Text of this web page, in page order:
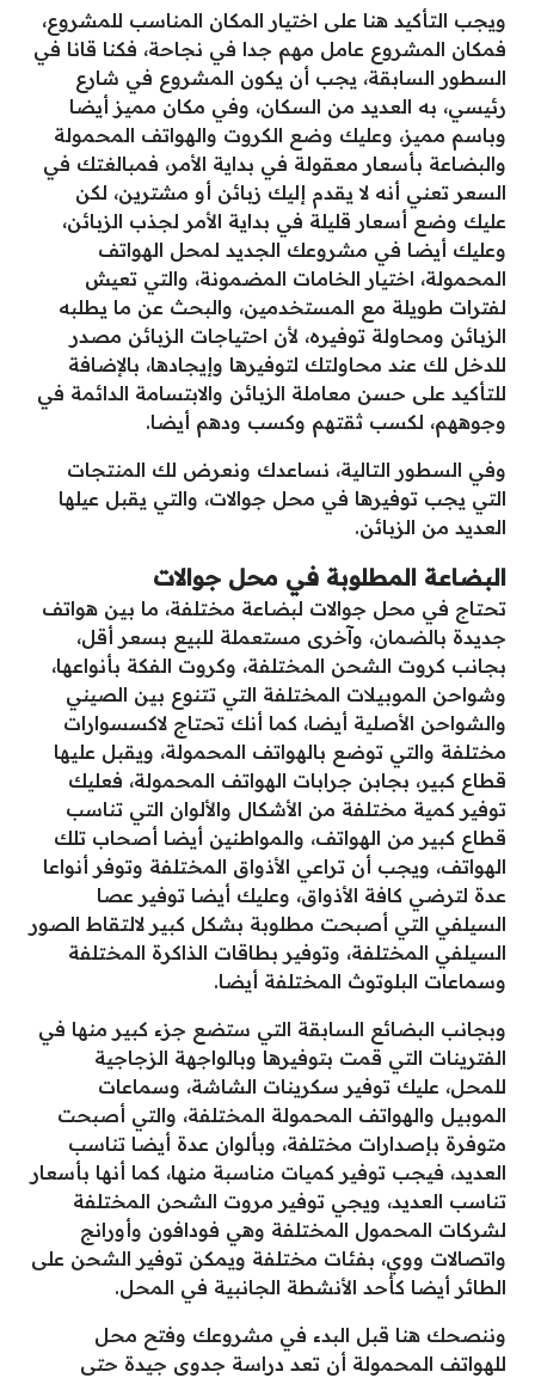
ويجب التأكيد هنا على اختيار المكان المناسب للمشروع،
فمكان المشروع عامل مهم جدا في نجاحة، فكنا قانا في
السطور السابقة، يجب أن يكون المشروع في شارع
رئيسي، به العديد من السكان، وفي مكان مميز أيضا
وباسم مميز، وعليك وضع الكروت والهواتف المحمولة
والبضاعة بأسعار معقولة في بداية الأمر، فمبالغتك في
السعر تعني أنه لا يقدم إليك زبائن أو مشترين، لكن
عليك وضع أسعار قليلة في بداية الأمر لجذب الزبائن،
وعليك أيضا في مشروعك الجديد لمحل الهواتف
المحمولة، اختيار الخامات المضمونة، والتي تعيش
لفترات طويلة مع المستخدمين، والبحث عن ما يطلبه
الزبائن ومحاولة توفيره، لأن احتياجات الزبائن مصدر
للدخل لك عند محاولتك لتوفيرها وإيجادها، بالإضافة
للتأكيد على حسن معاملة الزبائن والابتسامة الدائمة في
وجوههم، لكسب ثقتهم وكسب ودهم أيضا.
وفي السطور التالية، نساعدك ونعرض لك المنتجات
التي يجب توفيرها في محل جوالات، والتي يقبل عيلها
العديد من الزبائن.
البضاعة المطلوبة في محل جوالات
تحتاج في محل جوالات لبضاعة مختلفة، ما بين هواتف
جديدة بالضمان، وآخرى مستعملة للبيع بسعر أقل،
بجانب كروت الشحن المختلفة، وكروت الفكة بأنواعها،
وشواحن الموبيلات المختلفة التي تتنوع بين الصيني
والشواحن الأصلية أيضا، كما أنك تحتاج لاكسسوارات
مختلفة والتي توضع بالهواتف المحمولة، ويقبل عليها
قطاع كبير، بجابن جرابات الهواتف المحمولة، فعليك
توفير كمية مختلفة من الأشكال والألوان التي تناسب
قطاع كبير من الهواتف، والمواطنين أيضا أصحاب تلك
الهواتف، ويجب أن تراعي الأذواق المختلفة وتوفر أنواعا
عدة لترضي كافة الأذواق، وعليك أيضا توفير عصا
السيلفي التي أصبحت مطلوبة بشكل كبير لالتقاط الصور
السيلفي المختلفة، وتوفير بطاقات الذاكرة المختلفة
وسماعات البلوتوث المختلفة أيضا.
وبجانب البضائع السابقة التي ستضع جزء كبير منها في
الفترينات التي قمت بتوفيرها وبالواجهة الزجاجية
للمحل، عليك توفير سكرينات الشاشة، وسماعات
الموبيل والهواتف المحمولة المختلفة، والتي أصبحت
متوفرة بإصدارات مختلفة، وبألوان عدة أيضا تناسب
العديد، فيجب توفير كميات مناسبة منها، كما أنها بأسعار
تناسب العديد، ويجي توفير مروت الشحن المختلفة
لشركات المحمول المختلفة وهي فودافون وأورانج
واتصالات ووي، بفئات مختلفة ويمكن توفير الشحن على
الطائر أيضا كأحد الأنشطة الجانبية في المحل.
وننصحك هنا قبل البدء في مشروعك وفتح محل
للهواتف المحمولة أن تعد دراسة جدوى جيدة حتى